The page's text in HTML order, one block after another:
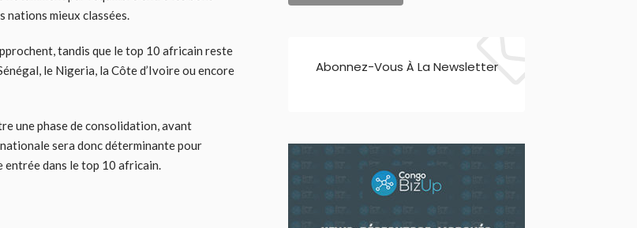
nations mieux classées.
tandis que le top 10 africain reste
le Nigeria, la Côte d’Ivoire ou encore
une phase de consolidation, avant
sera donc déterminante pour
entrée dans le top 10 africain.
Abonnez-Vous À La Newsletter